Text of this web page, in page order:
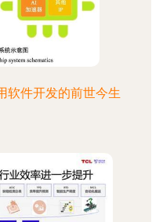
软件开发的前世今生